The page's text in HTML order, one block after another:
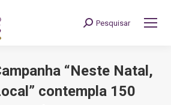
Search:
Pesquisar
“Neste Natal,
contempla 150